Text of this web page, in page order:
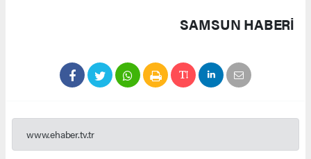
SAMSUN HABERİ
www.ehaber.tv.tr